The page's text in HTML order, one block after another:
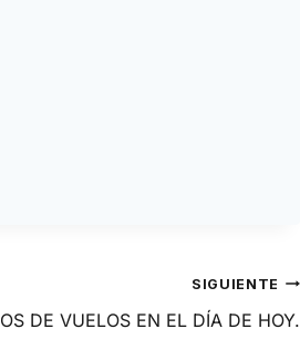
SIGUIENTE
DE VUELOS EN EL DÍA DE HOY.